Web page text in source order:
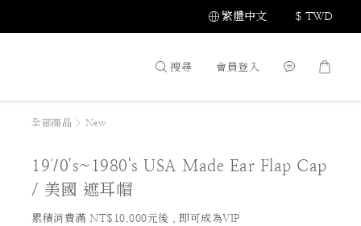
繁體中文 $ TWD
搜尋 會員登入
全部商品 > New
1970's~1980's USA Made Ear Flap Cap
/ 美國 遮耳帽
累積消費滿 NT$10,000元後，即可成為VIP